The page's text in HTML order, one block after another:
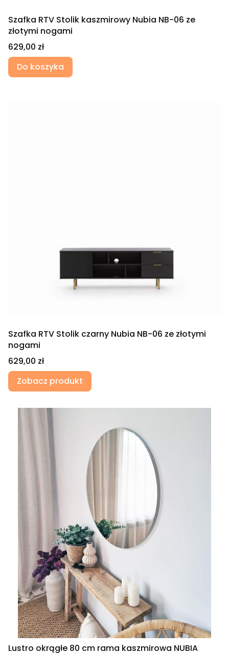
Szafka RTV Stolik kaszmirowy Nubia NB-06 ze
złotymi nogami
Cena
629,00 zł
Do koszyka
Szafka RTV Stolik czarny Nubia NB-06 ze złotymi
nogami
Cena
629,00 zł
Zobacz produkt
Lustro okrągłe 80 cm rama kaszmirowa NUBIA